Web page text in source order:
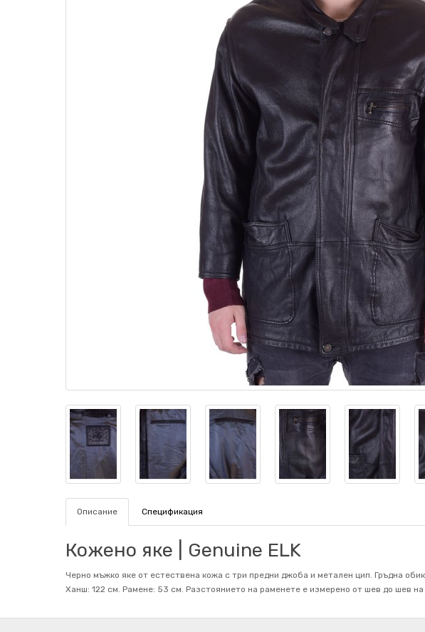
Описание Спецификация
Кожено яке | Genuine ELK
Черно мъжко яке от естествена кожа с три предни джоба и метален цип. Гръдна
Ханш: 122 см. Рамене: 53 см. Разстоянието на раменете е измерено от шев до шев